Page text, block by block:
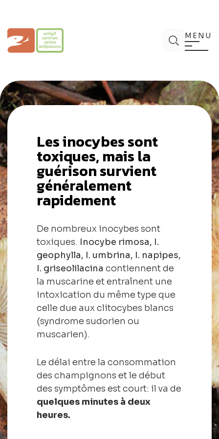
Centre Antipoisons Chercher
MENU
Les inocybes sont
toxiques, mais la
guérison survient
généralement
rapidement
De nombreux inocybes sont
toxiques. Inocybe rimosa, I.
geophylla, I. umbrina, I. napipes,
I. griseolilacina contiennent de
la muscarine et entraînent une
intoxication du même type que
celle due aux clitocybes blancs
(syndrome sudorien ou
muscarien).
Le délai entre la consommation
des champignons et le début
des symptômes est court: il va de
quelques minutes à deux
heures.